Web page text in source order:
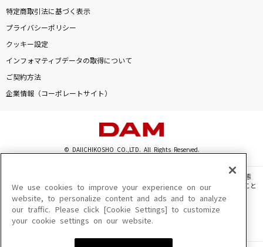
特定商取引法に基づく表示
プライバシーポリシー
クッキー設定
インフォマティブデータの取得について
ご契約方法
企業情報（コーポレートサイト）
© DAIICHIKOSHO CO.,LTD. All Rights Reserved.
このサイトに掲載されている一切の文章・画像・写真・動画・音声等を、手段や形態
を問わず、著作権法の定める範囲を超えて無断で複製、転載、ファイル化などすること
を禁じます。
楽曲及びコンテンツは、機種によりご利用いただけない場合があります。
楽曲及びコンテンツの配信日、配信内容が変更になる場合があります。
We use cookies to improve your experience on our
website, to personalize content and ads and to analyze
our traffic. Please click [Cookie Settings] to customize
your cookie settings on our website.